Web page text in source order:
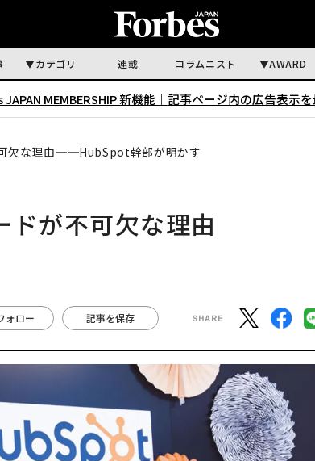
カテゴリ 連載 コラムニスト AWARD
MEMBERSHIP 新機能｜ 記事ページ内の広告表示
欠な理由──HubSpot幹部が明かす
ドが不可欠な理由
ォロー 記事を保存